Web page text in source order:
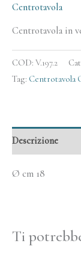
Centrotavola
Centrotavola in
COD: V.197.2
Tag: Centrotavola
Descrizione
Ø cm 18
Ti